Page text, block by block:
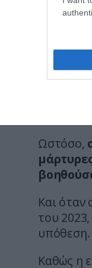
Στο
Ωστόσο,
Και
του
υπόθεση.
Καθώς η